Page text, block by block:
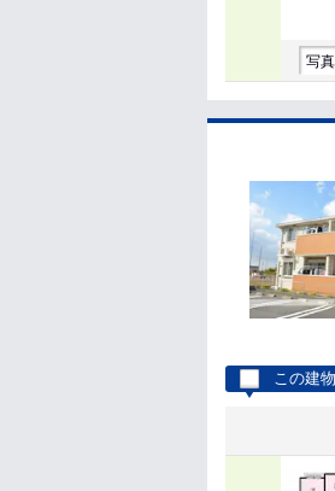
写
この建